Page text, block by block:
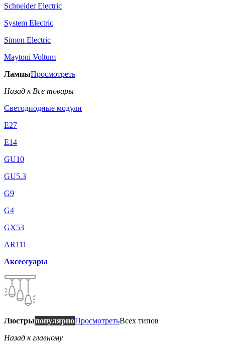
Schneider Electric
System Electric
Simon Electric
Maytoni Voltum
ЛампыПросмотреть
Назад к Все товары
Светодиодные модули
E27
E14
GU10
GU5.3
G9
G4
GX53
AR111
Аксессуары
ЛюстрыпопулярноПросмотретьВсех типов
Назад к главному